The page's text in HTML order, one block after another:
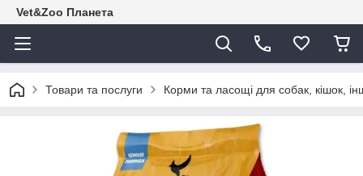
Vet&Zoo Планета
Товари та послуги Корми та ласощі для собак, кішок,